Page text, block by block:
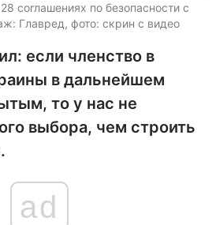
соглашениях по безопасности с
Главред, фото: скрин с видео
если членство в
в дальнейшем
то у нас не
выбора, чем строить
ad